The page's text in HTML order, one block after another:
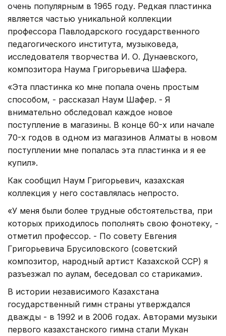
очень популярным в 1965 году. Редкая пластинка
является частью уникальной коллекции
профессора Павлодарского государственного
педагогического института, музыковеда,
исследователя творчества И. О. Дунаевского,
композитора Наума Григорьевича Шафера.
«Эта пластинка ко мне попала очень простым
способом, - рассказал Наум Шафер. - Я
внимательно обследовал каждое новое
поступление в магазины. В конце 60-х или начале
70-х годов в одном из магазинов Алматы в новом
поступлении мне попалась эта пластинка и я ее
купил».
Как сообщил Наум Григорьевич, казахская
коллекция у него составлялась непросто.
«У меня были более трудные обстоятельства, при
которых приходилось пополнять свою фонотеку, -
отметил профессор. - По совету Евгения
Григорьевича Брусиловского (советский
композитор, народный артист Казахской ССР) я
разъезжал по аулам, беседовал со стариками».
В истории независимого Казахстана
государственный гимн страны утверждался
дважды - в 1992 и в 2006 годах. Авторами музыки
первого казахстанского гимна стали Мукан